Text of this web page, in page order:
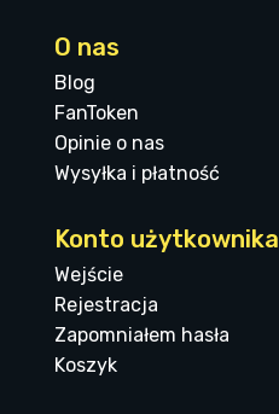
O nas
Blog
FanToken
Opinie o nas
Wysyłka i płatność
Konto użytkownika
Wejście
Rejestracja
Zapomniałem hasła
Koszyk